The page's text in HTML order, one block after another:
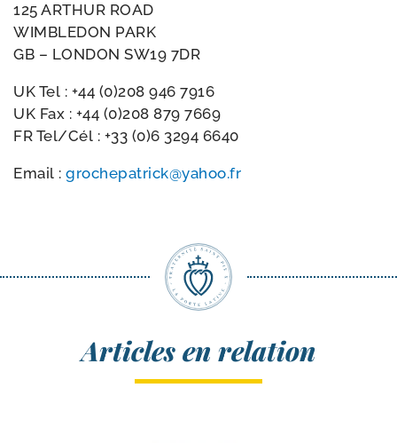
125 ARTHUR ROAD
WIMBLEDON PARK
GB – LONDON SW19 7DR
UK Tel : +44 (0)208 946 7916
UK Fax : +44 (0)208 879 7669
FR Tel/​Cél : +33 (0)6 3294 6640
Email : grochepatrick@​yahoo.​fr
Articles en relation